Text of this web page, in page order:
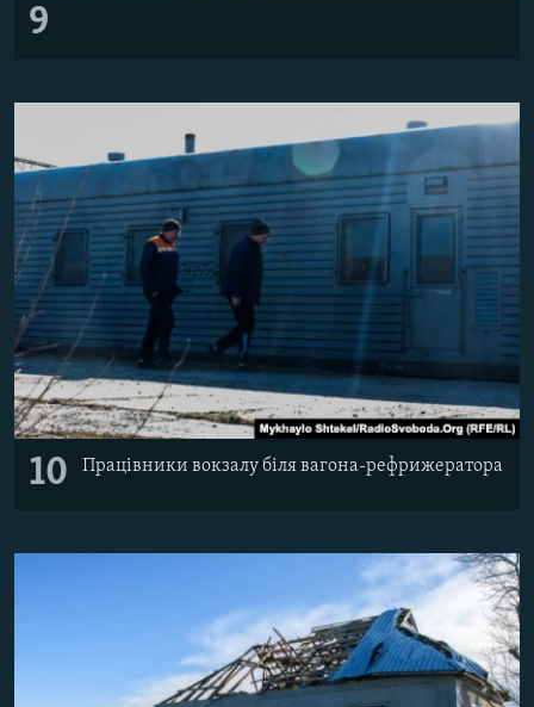
9
10 Працівники вокзалу біля вагона-рефрижератора